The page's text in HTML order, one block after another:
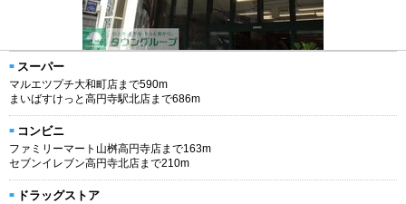
スーパー
マルエツプチ大和町店まで590m
まいばすけっと高円寺駅北店まで686m
コンビニ
ファミリーマート山桝高円寺店まで163m
セブンイレブン高円寺北店まで210m
ドラッグストア